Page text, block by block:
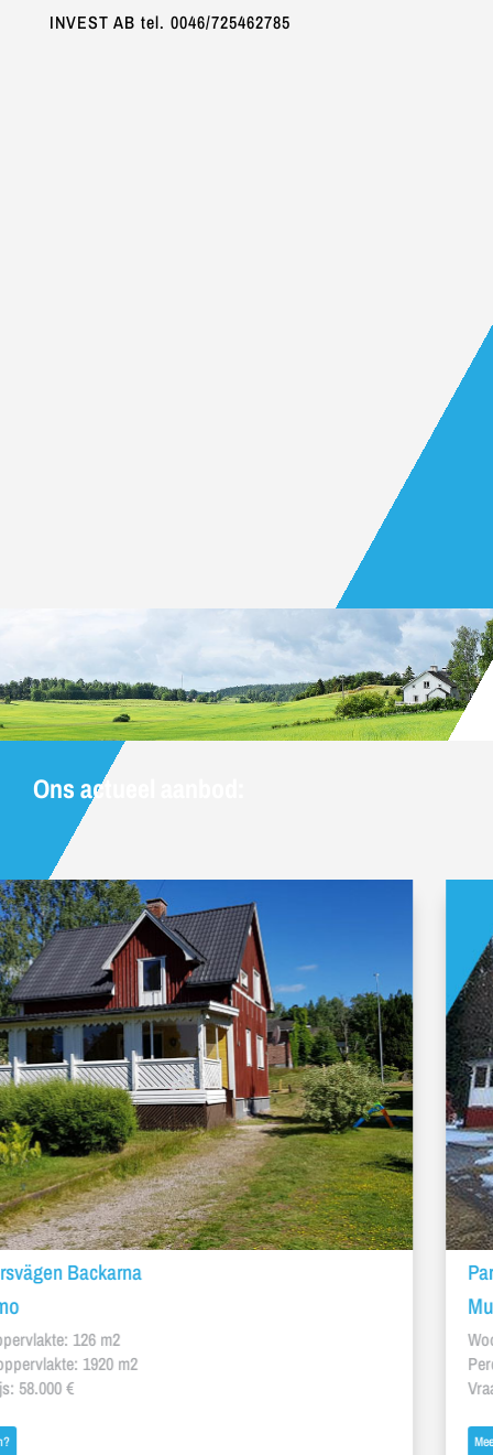
INVEST AB tel. 0046/725462785
Ons actueel aanbod:
Parkvägen 9
Woon oppervlakte: 126 m2
Perceel oppervlakte: 1920 m2
Vraagprijs: 58.000 €